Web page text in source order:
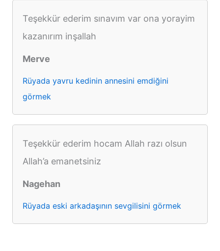
Teşekkür ederim sınavım var ona yorayim
kazanırım inşallah
Merve
Rüyada yavru kedinin annesini emdiğini
görmek
Teşekkür ederim hocam Allah razı olsun
Allah’a emanetsiniz
Nagehan
Rüyada eski arkadaşının sevgilisini görmek